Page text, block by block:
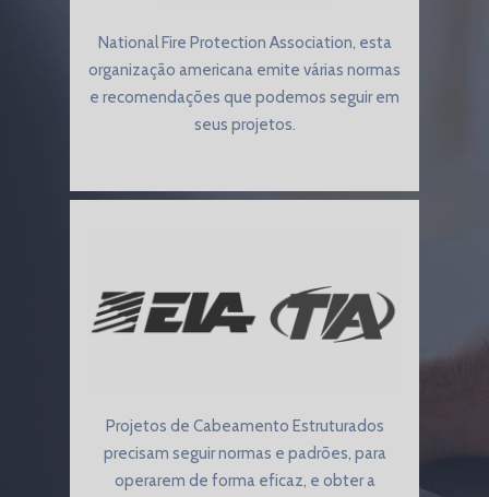
National Fire Protection Association, esta
organização americana emite várias normas
e recomendações que podemos seguir em
seus projetos.
Projetos de Cabeamento Estruturados
precisam seguir normas e padrões, para
operarem de forma eficaz, e obter a